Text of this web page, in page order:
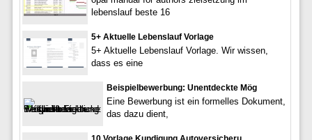
lebenslauf beste 16
5+ Aktuelle Lebenslauf Vorlage
5+ Aktuelle Lebenslauf Vorlage. Wir wissen,
dass es eine
Beispielbewerbung: Unentdeckte Mög
Eine Bewerbung ist ein formelles Dokument,
das dazu dient,